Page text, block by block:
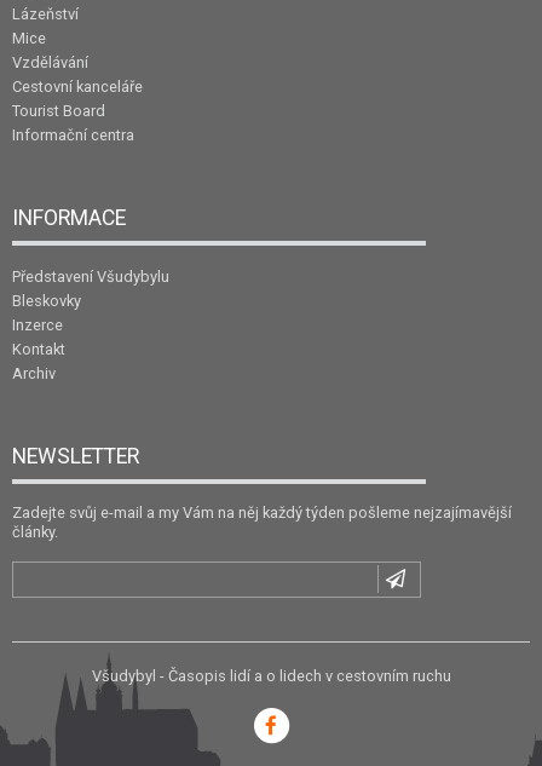
Lázeňství
Mice
Vzdělávání
Cestovní kanceláře
Tourist Board
Informační centra
INFORMACE
Představení Všudybylu
Bleskovky
Inzerce
Kontakt
Archiv
NEWSLETTER
Zadejte svůj e-mail a my Vám na něj každý týden pošleme nejzajímavější
články.
Všudybyl - Časopis lidí a o lidech v cestovním ruchu